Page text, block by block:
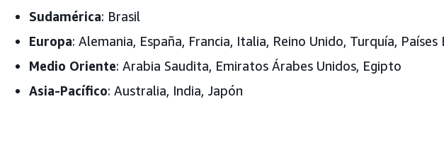
Sudamérica: Brasil
Europa: Alemania, España, Francia, Italia, Reino Unido, Turquía, Países
Medio Oriente: Arabia Saudita, Emiratos Árabes Unidos, Egipto
Asia-Pacífico: Australia, India, Japón